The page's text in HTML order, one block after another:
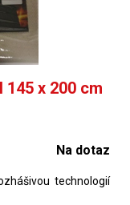
145 x 200 cm
Na dotaz
technologií